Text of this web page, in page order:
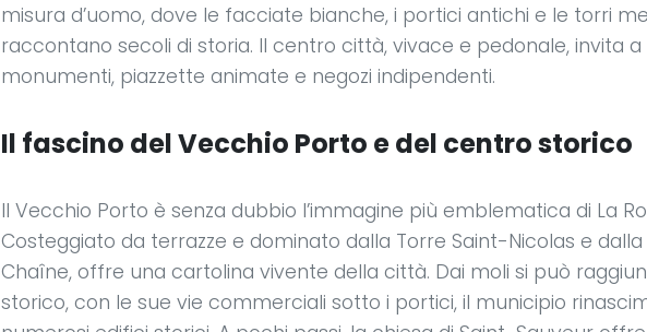
misura d’uomo, dove le facciate bianche, i portici antichi e le torri
raccontano secoli di storia. Il centro città, vivace e pedonale, invita
monumenti, piazzette animate e negozi indipendenti.
Il fascino del Vecchio Porto e del centro storico
Il Vecchio Porto è senza dubbio l’immagine più emblematica di La
Costeggiato da terrazze e dominato dalla Torre Saint-Nicolas e
Chaîne, offre una cartolina vivente della città. Dai moli si può
storico, con le sue vie commerciali sotto i portici, il municipio